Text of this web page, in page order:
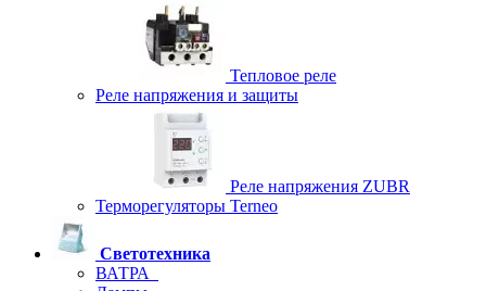
Тепловое реле
Реле напряжения и защиты
Реле напряжения ZUBR
Терморегуляторы Terneo
Светотехника
ВАТРА